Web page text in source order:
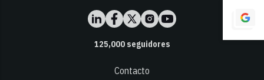
125,000seguidores
Contacto